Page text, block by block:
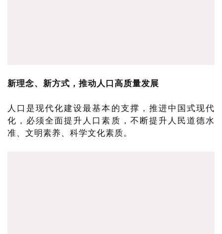
新理念、新方式，推动人口高质量发展
人口是现代化建设最基本的支撑，推进中国式现代
化，必须全面提升人口素质，不断提升人民道德水
准、文明素养、科学文化素质。